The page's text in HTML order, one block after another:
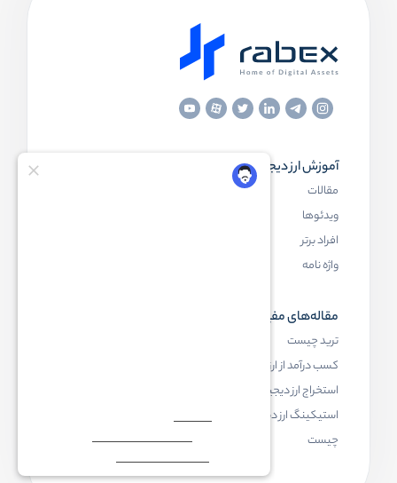
آموزش ارز دیجیتال
مقالات
ویدئوها
افراد برتر
واژه نامه
مقاله‌های مفید
ترید چیست
کسب درآمد از ارز دیجیتال
استخراج ارز دیجیتال چیست
استیکینگ ارز دیجیتال
چیست